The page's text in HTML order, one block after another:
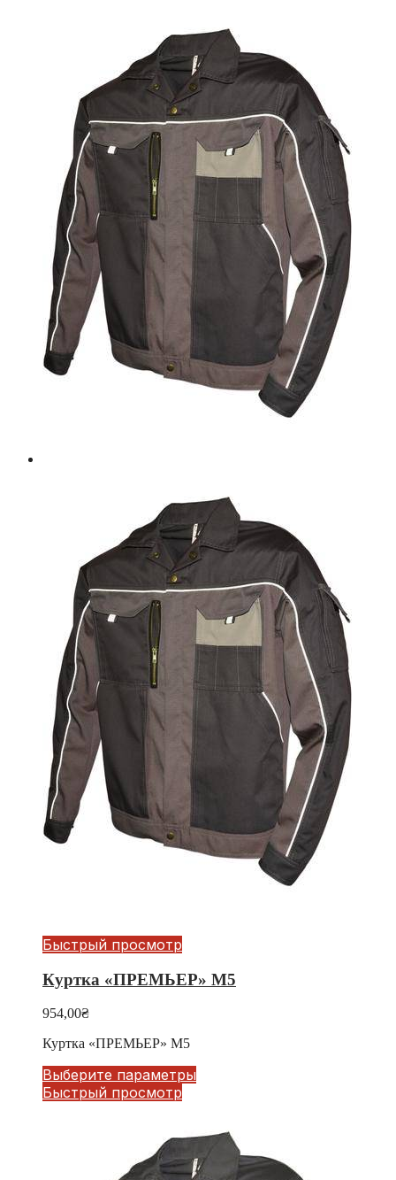
Быстрый просмотр
Куртка «ПРЕМЬЕР» М5
954,00₴
Куртка «ПРЕМЬЕР» М5
Выберите параметры
Быстрый просмотр